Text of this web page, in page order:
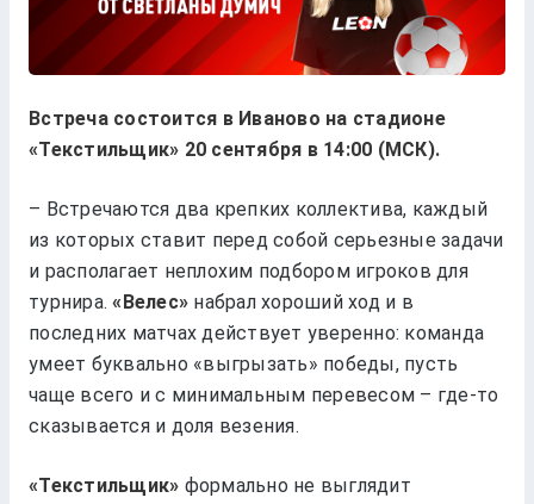
Встреча состоится в Иваново на стадионе
«Текстильщик» 20 сентября в 14:00 (МСК).
– Встречаются два крепких коллектива, каждый
из которых ставит перед собой серьезные задачи
и располагает неплохим подбором игроков для
турнира.«Велес» набрал хороший ход и в
последних матчах действует уверенно: команда
умеет буквально «выгрызать» победы, пусть
чаще всего и с минимальным перевесом – где-то
сказывается и доля везения.
«Текстильщик» формально не выглядит